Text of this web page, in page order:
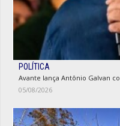
POLÍTICA
Avante lança Antônio Galvan
05/08/2026